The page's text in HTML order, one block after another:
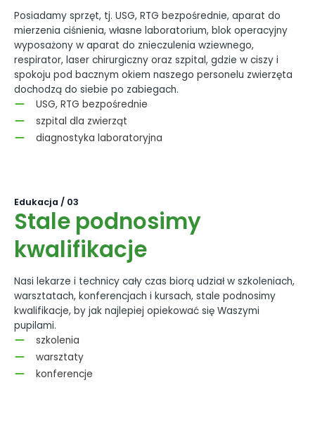
Posiadamy sprzęt, tj. USG, RTG bezpośrednie, aparat do
mierzenia ciśnienia, własne laboratorium, blok operacyjny
wyposażony w aparat do znieczulenia wziewnego,
respirator, laser chirurgiczny oraz szpital, gdzie w ciszy i
spokoju pod bacznym okiem naszego personelu zwierzęta
dochodzą do siebie po zabiegach.
USG, RTG bezpośrednie
szpital dla zwierząt
diagnostyka laboratoryjna
Edukacja / 03
Stale podnosimy
kwalifikacje
Nasi lekarze i technicy cały czas biorą udział w szkoleniach,
warsztatach, konferencjach i kursach, stale podnosimy
kwalifikacje, by jak najlepiej opiekować się Waszymi
pupilami.
szkolenia
warsztaty
konferencje